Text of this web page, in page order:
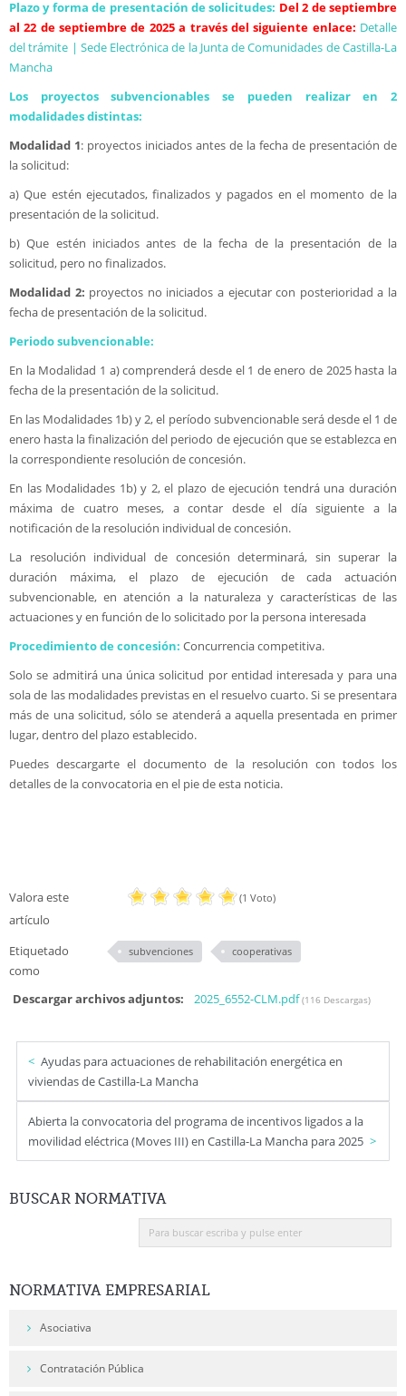
Plazo y forma de presentación de solicitudes: Del 2 de septiembre
al 22 de septiembre de 2025 a través del siguiente enlace: Detalle
del trámite | Sede Electrónica de la Junta de Comunidades de Castilla-La
Mancha
Los proyectos subvencionables se pueden realizar en 2
modalidades distintas:
Modalidad 1: proyectos iniciados antes de la fecha de presentación de
la solicitud:
a) Que estén ejecutados, finalizados y pagados en el momento de la
presentación de la solicitud.
b) Que estén iniciados antes de la fecha de la presentación de la
solicitud, pero no finalizados.
Modalidad 2: proyectos no iniciados a ejecutar con posterioridad a la
fecha de presentación de la solicitud.
Periodo subvencionable:
En la Modalidad 1 a) comprenderá desde el 1 de enero de 2025 hasta la
fecha de la presentación de la solicitud.
En las Modalidades 1b) y 2, el período subvencionable será desde el 1 de
enero hasta la finalización del periodo de ejecución que se establezca en
la correspondiente resolución de concesión.
En las Modalidades 1b) y 2, el plazo de ejecución tendrá una duración
máxima de cuatro meses, a contar desde el día siguiente a la
notificación de la resolución individual de concesión.
La resolución individual de concesión determinará, sin superar la
duración máxima, el plazo de ejecución de cada actuación
subvencionable, en atención a la naturaleza y características de las
actuaciones y en función de lo solicitado por la persona interesada
Procedimiento de concesión: Concurrencia competitiva.
Solo se admitirá una única solicitud por entidad interesada y para una
sola de las modalidades previstas en el resuelvo cuarto. Si se presentara
más de una solicitud, sólo se atenderá a aquella presentada en primer
lugar, dentro del plazo establecido.
Puedes descargarte el documento de la resolución con todos los
detalles de la convocatoria en el pie de esta noticia.
Valora este
artículo
(1 Voto)
Etiquetado
como
subvenciones cooperativas
Descargar archivos adjuntos: 2025_6552-CLM.pdf (116 Descargas)
Ayudas para actuaciones de rehabilitación energética en
viviendas de Castilla-La Mancha
Abierta la convocatoria del programa de incentivos ligados a la
movilidad eléctrica (Moves III) en Castilla-La Mancha para 2025
BUSCAR NORMATIVA
NORMATIVA EMPRESARIAL
Asociativa
Contratación Pública